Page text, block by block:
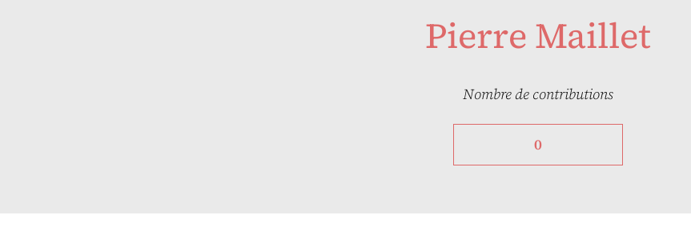
Pierre Maillet
Nombre de contributions
0